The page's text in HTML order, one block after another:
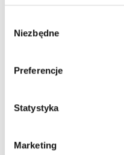
zgody
Niezbędne
Preferencje
Statystyka
Marketing